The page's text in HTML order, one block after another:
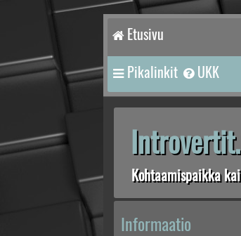
Etusivu
Pikalinkit UKK
Kohtaamispaikka
Informaatio